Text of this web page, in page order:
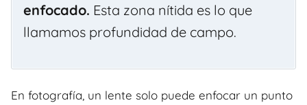
enfocado. Esta zona nítida es lo que
llamamos profundidad de campo.
En fotografía, un lente solo puede enfocar un punto